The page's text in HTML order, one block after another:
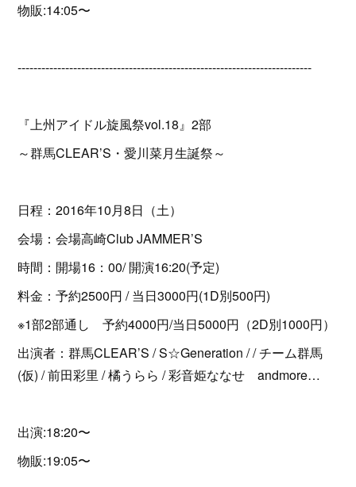
物販:14:05〜
--------------------------------------------------------------------------
『上州アイドル旋風祭vol.18』2部
～群馬CLEAR’S・愛川菜月生誕祭～
日程：2016年10月8日（土）
会場：会場高崎Club JAMMER’S
時間：開場16：00/ 開演16:20(予定)
料金：予約2500円 / 当日3000円(1D別500円)
※1部2部通し 予約4000円/当日5000円（2D別1000円）
出演者：群馬CLEAR’S / S☆Generation / / チーム群馬
(仮) / 前田彩里 / 橘うらら / 彩音姫ななせ andmore…
出演:18:20〜
物販:19:05〜